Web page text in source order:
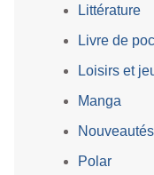
Littérature
Livre de
Loisirs et
Manga
Nouveautés
Polar